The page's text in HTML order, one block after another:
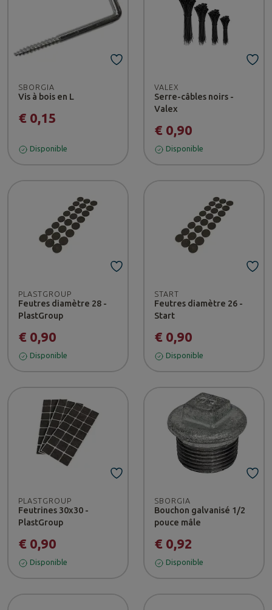
SBORGIA
Vis à bois en L
€ 0,15
Disponible
VALEX
Serre-câbles noirs -
Valex
€ 0,90
Disponible
PLASTGROUP
Feutres diamètre 28 -
PlastGroup
€ 0,90
Disponible
START
Feutres diamètre 26 -
Start
€ 0,90
Disponible
PLASTGROUP
Feutrines 30x30 -
PlastGroup
€ 0,90
Disponible
SBORGIA
Bouchon galvanisé 1/2
pouce mâle
€ 0,92
Disponible